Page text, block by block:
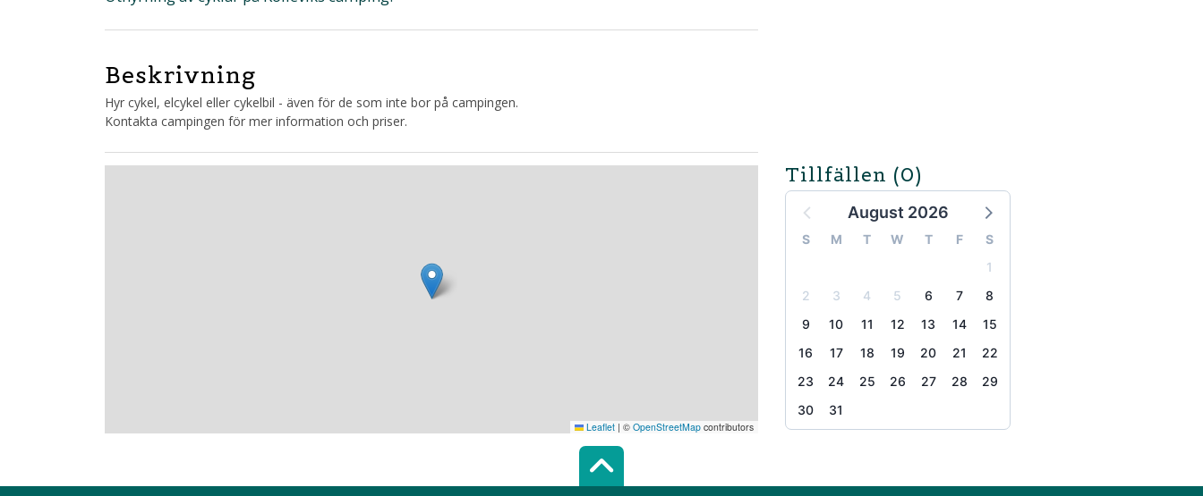
Beskrivning
Hyr cykel, elcykel eller cykelbil - även för de som inte bor på campingen.
Kontakta campingen för mer information och priser.
Tillfällen (0)
August 2026
S M T W T F
S
1
2
3 4 5 6 7
8
9
10 11 12 13 14
15
16
17 18 19 20 21
22
23
24 25 26 27 28
29
30
31
Leaflet | © OpenStreetMap contributors
Scroll top of the page